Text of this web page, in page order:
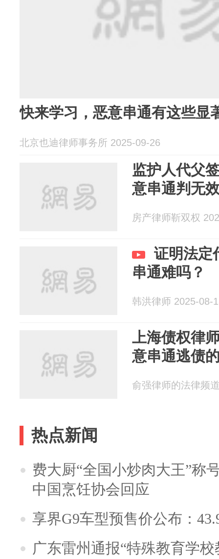
快来学习，恶意串通有这些显
北京也迪律师事务所 2025-09-26
监护人代父
意串通判无
房产律师靳双权
证明法定
串通难吗？
韩洪律师 2025-08-
上海债权律
意串通逃债
俞强律师的法律频
热点新闻
费大厨“全国小炒肉大王”称
中国烹饪协会回应
享界G9车型预售价公布：
广东雷州通报“特殊教育学